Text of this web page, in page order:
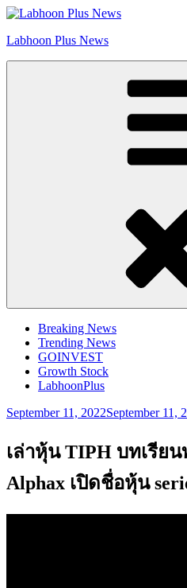
Skip
content
Labhoon Plus News
Breaking News
Trending News
GOINVEST
Growth Stock
LabhoonPlus
Posted
September 11, 2022September 11,
เล่าหุ้น TIPH บทเรีย
Alphax เปิดชื่อหุ้น